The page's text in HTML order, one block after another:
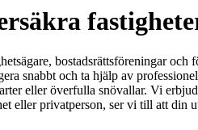
bostadsrättsföreningar och
snabbt och ta hjälp av
eller överfulla snövallar. Vi
eller privatperson, ser vi till att din